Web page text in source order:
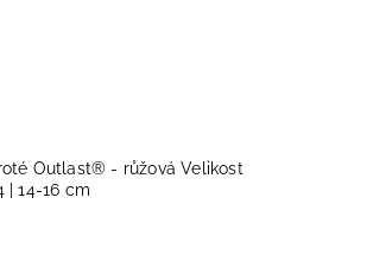
Outlast® - růžová Velikost
| 14-16 cm